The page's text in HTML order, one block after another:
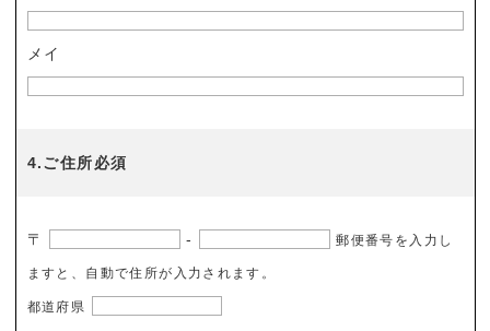
メイ
4.ご住所必須
〒 - 郵便番号を入力し
ますと、自動で住所が入力されます。
都道府県